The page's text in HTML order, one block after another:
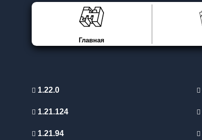
Главная
1.22.0
1.21.124
1.21.94